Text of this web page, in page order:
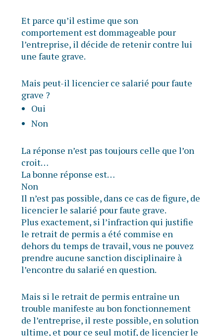
Et parce qu’il estime que son
comportement est dommageable pour
l’entreprise, il décide de retenir contre lui
une faute grave.
Mais peut-il licencier ce salarié pour faute
grave ?
Oui
Non
La réponse n’est pas toujours celle que l’on
croit…
La bonne réponse est…
Non
Il n’est pas possible, dans ce cas de figure, de
licencier le salarié pour faute grave.
Plus exactement, si l’infraction qui justifie
le retrait de permis a été commise en
dehors du temps de travail, vous ne pouvez
prendre aucune sanction disciplinaire à
l’encontre du salarié en question.
Mais si le retrait de permis entraîne un
trouble manifeste au bon fonctionnement
de l’entreprise, il reste possible, en solution
ultime, et pour ce seul motif, de licencier le